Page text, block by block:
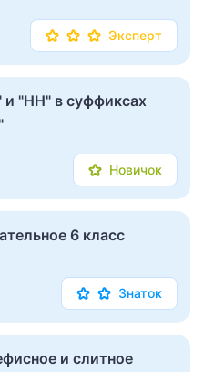
Эксперт
и "НН" в суффиксах
Новичок
6 класс
Знаток
и слитное